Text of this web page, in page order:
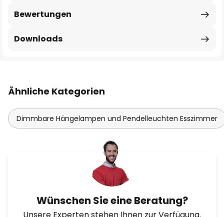
Bewertungen
Downloads
Ähnliche Kategorien
Dimmbare Hängelampen und Pendelleuchten Esszimmer
Wünschen Sie eine Beratung?